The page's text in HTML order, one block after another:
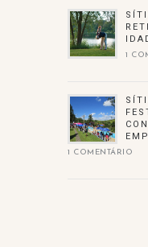
1
1 COMENTÁRIO